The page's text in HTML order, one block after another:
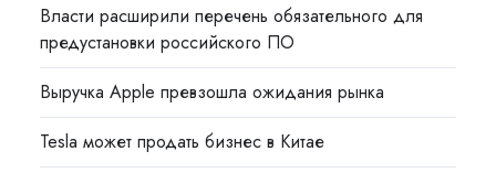
Власти расширили перечень обязательного для
предустановки российского ПО
Выручка Apple превзошла ожидания рынка
Tesla может продать бизнес в Китае